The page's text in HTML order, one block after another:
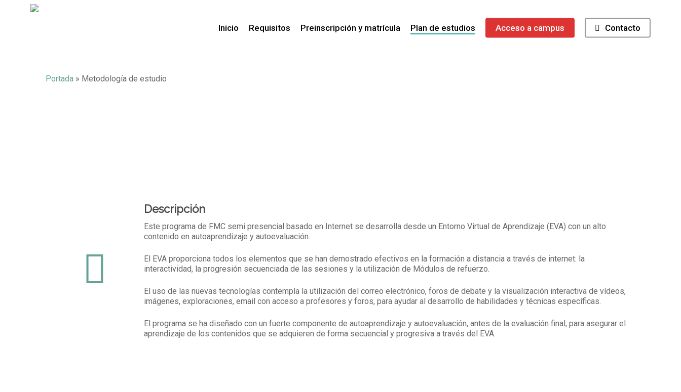
Inicio Requisitos Preinscripción y matrícula Plan de estudios Acceso a campus Contacto
Portada » Metodología de estudio
Metodología de estudio
Descripción
Este programa de FMC semi presencial basado en Internet se desarrolla desde un Entorno Virtual de Aprendizaje (EVA) con un alto
contenido en autoaprendizaje y autoevaluación.
El EVA proporciona todos los elementos que se han demostrado efectivos en la formación a distancia a través de internet: la
interactividad, la progresión secuenciada de las sesiones y la utilización de Módulos de refuerzo.
El uso de las nuevas tecnologías contempla la utilización del correo electrónico, foros de debate y la visualización interactiva de vídeos,
imágenes, exploraciones, email con acceso a profesores y foros, para ayudar al desarrollo de habilidades y técnicas específicas.
El programa se ha diseñado con un fuerte componente de autoaprendizaje y autoevaluación, antes de la evaluación final, para asegurar el
aprendizaje de los contenidos que se adquieren de forma secuencial y progresiva a través del EVA.